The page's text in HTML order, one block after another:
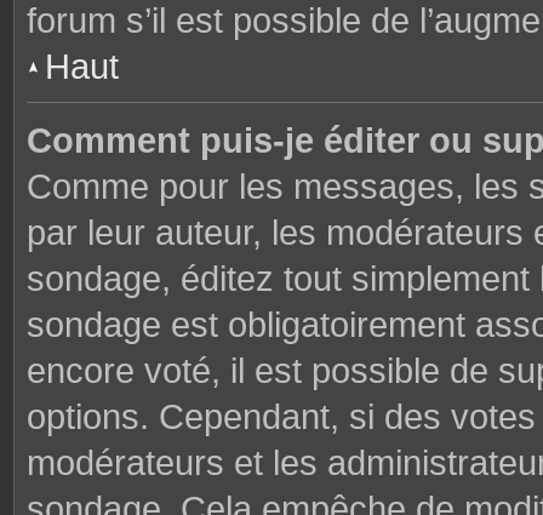
forum s’il est possible de
Haut
Comment puis-je éditer ou
Comme pour les messages, les
par leur auteur, les
sondage, éditez tout
sondage est obligatoirement
encore voté, il est possible de
options. Cependant, si des
modérateurs et les